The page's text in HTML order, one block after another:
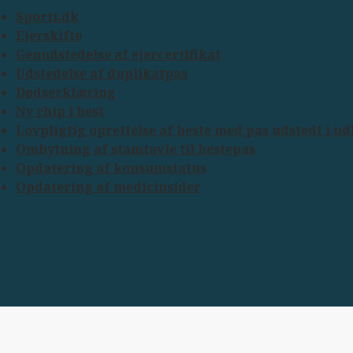
Sporti.dk
Ejerskifte
Genudstedelse af ejercertifikat
Udstedelse af duplikatpas
Dødserklæring
Ny chip i hest
Lovpligtig oprettelse af heste med pas udstedt i
Ombytning af stamtavle til hestepas
Opdatering af konsumstatus
Opdatering af medicinsider